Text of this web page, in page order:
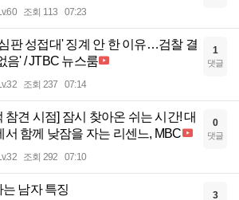
조회 113 07:23
판 성접대' 징계 안 한 이유…검찰 결
음' / JTBC 뉴스룸
조회 237 07:14
1
댓글
참견 시점] 잠시 찾아온 쉬는 시간! 대
서 함께 낮잠을 자는 리센느, MBC
조회 292 07:10
0
댓글
는 남자 특징 3